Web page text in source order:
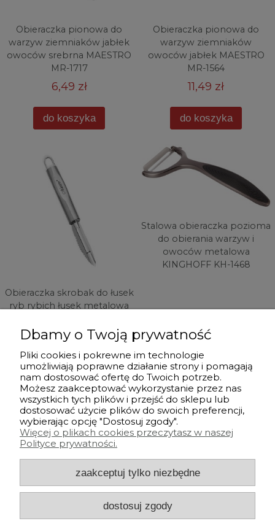
Obieraczka pionowa do
warzyw ziemniaków jabłek
owoców srebrna MAESTRO
MR-1717
6,49 zł
do koszyka
Obieraczka pionowa do
warzyw ziemniaków
owoców jabłek MAESTRO
MR-1564
11,49 zł
do koszyka
Obieraczka skrobak do łusek
ryb rybich łusek metalowa
6,49 zł
do koszyka
Stalowa obieraczka pozioma
do obierania warzyw i
owoców metalowa
KINGHOFF KH-1468
powiadom o
dostępności
Przed zakupem
Po zakupie
Informacje
Strefa klienta
Dbamy o Twoją prywatność
Pliki cookies i pokrewne im technologie
umożliwiają poprawne działanie strony i pomagają
nam dostosować ofertę do Twoich potrzeb.
Możesz zaakceptować wykorzystanie przez nas
wszystkich tych plików i przejść do sklepu lub
dostosować użycie plików do swoich preferencji,
wybierając opcję "Dostosuj zgody".
Więcej o plikach cookies przeczytasz w naszej
Polityce prywatności.
zaakceptuj tylko niezbędne
dostosuj zgody